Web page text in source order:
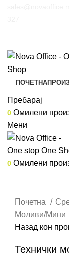
ПОЧЕТНА
Пребарај
0 Омилени
Мени
0 Омилени
Почетна
Моливи/Мини
Назад кон
Технички